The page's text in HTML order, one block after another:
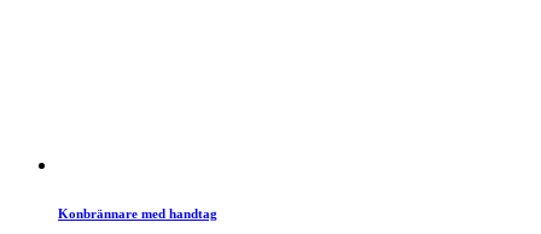
Konbrännare med handtag